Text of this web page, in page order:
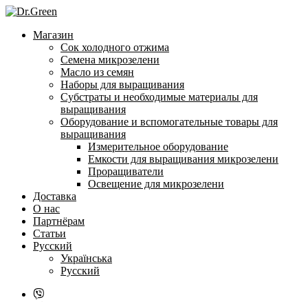
Перейти
содержанию
Магазин
Сок холодного отжима
Семена микрозелени
Масло из семян
Наборы для выращивания
Субстраты и необходимые материалы для
выращивания
Оборудование и вспомогательные товары для
выращивания
Измерительное оборудование
Емкости для выращивания микрозелени
Проращиватели
Освещение для микрозелени
Доставка
О нас
Партнёрам
Статьи
Русский
Українська
Русский